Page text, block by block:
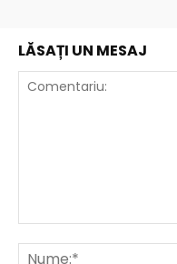
LĂSAȚI UN MESAJ